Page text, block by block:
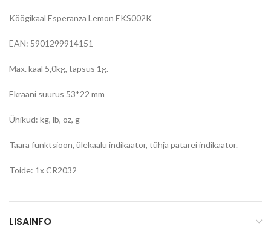
Köögikaal Esperanza Lemon EKS002K
EAN: 5901299914151
Max. kaal 5,0kg, täpsus 1g.
Ekraani suurus 53*22 mm
Ühikud: kg, lb, oz, g
Taara funktsioon, ülekaalu indikaator, tühja patarei indikaator.
Toide: 1x CR2032
LISAINFO